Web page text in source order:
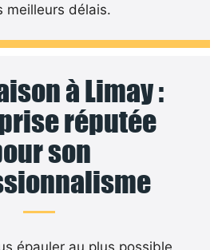
meilleurs délais.
à Limay :
réputée
son
épauler au plus possible